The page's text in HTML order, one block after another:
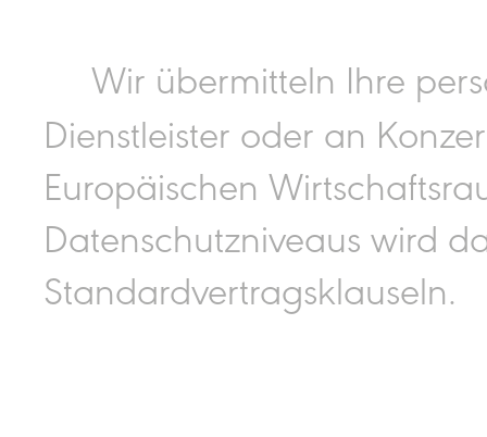
Wir übermitteln Ihre
Dienstleister oder an
Europäischen
Datenschutzniveaus wird
Standardvertragsklauseln.